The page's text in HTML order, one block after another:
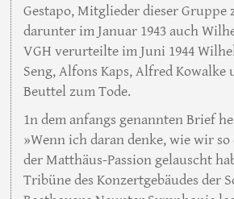
Gestapo, Mitglieder dieser
darunter im Januar 1943 auch
VGH verurteilte im Juni 1944
Seng, Alfons Kaps, Alfred Kowalke
Beuttel zum Tode.
1n dem anfangs genannten Brief
»Wenn ich daran denke, wie wir
der Matthäus-Passion gelauscht
Tribüne des Konzertgebäudes der